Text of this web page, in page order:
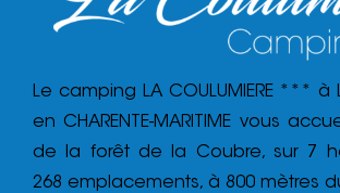
Le camping LA COULUMIERE *** à
en CHARENTE-MARITIME vous
de la forêt de la Coubre, sur 7
268 emplacements, à 800 mètres